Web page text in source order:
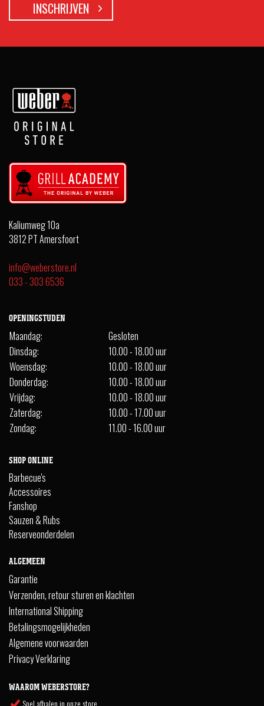
Kaliumweg 10a
3812 PT Amersfoort
info@weberstore.nl
033 - 303 6536
OPENINGSTIJDEN
Maandag:
Gesloten
Dinsdag:
10.00 - 18.00 uur
Woensdag:
10.00 - 18.00 uur
Donderdag:
10.00 - 18.00 uur
Vrijdag:
10.00 - 18.00 uur
Zaterdag:
10.00 - 17.00 uur
Zondag:
11.00 - 16.00 uur
SHOP ONLINE
Barbecue's
Accessoires
Fanshop
Sauzen & Rubs
Reserveonderdelen
ALGEMEEN
Garantie
Verzenden, retour sturen en klachten
International Shipping
Betalingsmogelijkheden
Algemene voorwaarden
Privacy Verklaring
WAAROM WEBERSTORE?
Snel afhalen in onze store